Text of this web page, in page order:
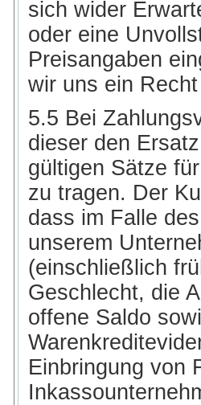
sich wider
oder eine
Preisangaben
wir uns ein
5.5 Bei
dieser den
gültigen Sätze
zu tragen. Der
dass im Falle
unserem
(einschließlich
Geschlecht, die
offene Saldo
Einbringung von